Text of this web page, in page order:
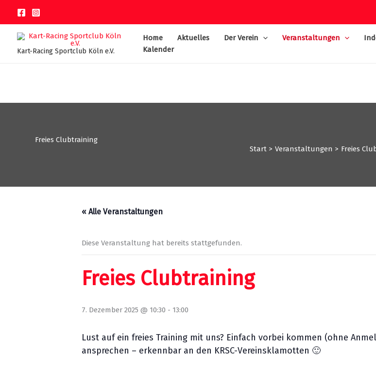
Inhalt
Kart-Racing Sportclub Köln e.V.
Home Aktuelles Der Verein Veranstaltungen
Kalender
Freies Clubtraining
Start
Veranstaltungen Freies
« Alle Veranstaltungen
Diese Veranstaltung hat bereits stattgefunden.
Freies Clubtraining
7. Dezember 2025 @ 10:30 - 13:00
Lust auf ein freies Training mit uns? Einfach vorbei kommen (ohne
ansprechen – erkennbar an den KRSC-Vereinsklamotten 🙂